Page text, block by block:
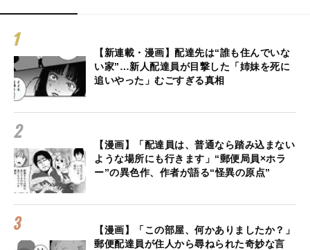
【新連載・漫画】配達先は“誰も住んでいな
い家”…新人配達員が目撃した「姉妹を死に
追いやった」むごすぎる真相
【漫画】「配達員は、普通なら踏み込まない
ような場所にも行きます」“郵便局員×ホラ
ー”の異色作、作者が語る“怪異の原点”
【漫画】「この部屋、何かありましたか？」
郵便配達員が住人から尋ねられた奇妙な言